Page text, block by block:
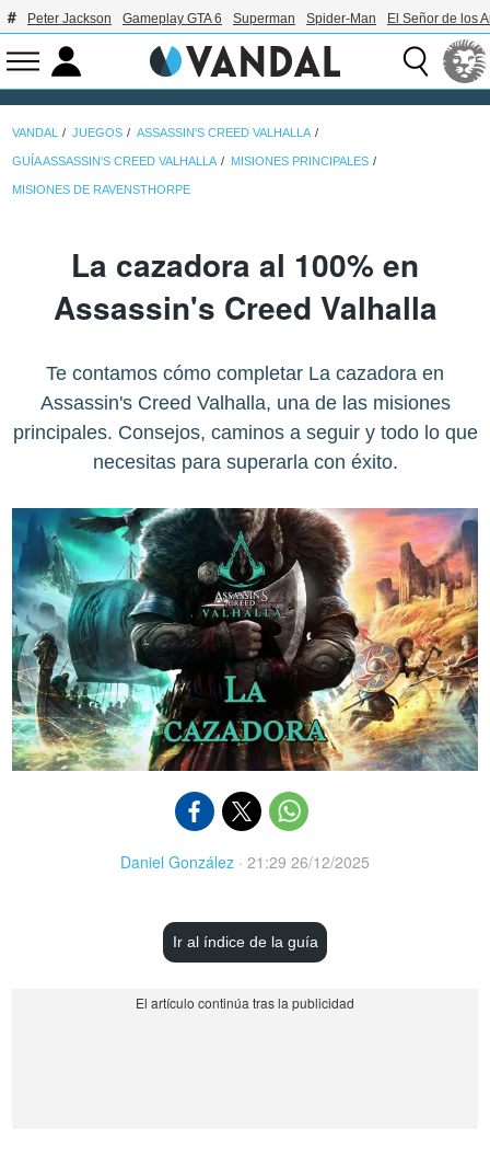
Peter Jackson Gameplay GTA 6 Superman Spider-Man El Señor de los
VANDAL JUEGOS ASSASSIN'S CREED VALHALLA
GUÍA ASSASSIN'S CREED VALHALLA MISIONES PRINCIPALES
MISIONES DE RAVENSTHORPE
La cazadora al 100% en
Assassin's Creed Valhalla
Te contamos cómo completar La cazadora en
Assassin's Creed Valhalla, una de las misiones
principales. Consejos, caminos a seguir y todo lo que
necesitas para superarla con éxito.
Daniel González · 21:29 26/12/2025
Ir al índice de la guía